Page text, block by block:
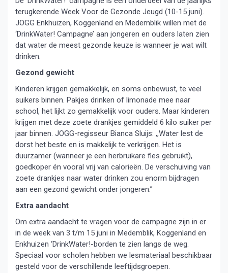
terugkerende Week Voor de Gezonde Jeugd (10-15 juni).
JOGG Enkhuizen, Koggenland en Medemblik willen met de
‘DrinkWater! Campagne’ aan jongeren en ouders laten zien
dat water de meest gezonde keuze is wanneer je wat wilt
drinken.
Gezond gewicht
Kinderen krijgen gemakkelijk, en soms onbewust, te veel
suikers binnen. Pakjes drinken of limonade mee naar
school, het lijkt zo gemakkelijk voor ouders. Maar kinderen
krijgen met deze zoete drankjes gemiddeld 6 kilo suiker per
jaar binnen. JOGG-regisseur Bianca Sluijs: ,,Water lest de
dorst het beste en is makkelijk te verkrijgen. Het is
duurzamer (wanneer je een herbruikare fles gebruikt),
goedkoper én vooral vrij van calorieën. De verschuiving van
zoete drankjes naar water drinken zou enorm bijdragen
aan een gezond gewicht onder jongeren.”
Extra aandacht
Om extra aandacht te vragen voor de campagne zijn in er
in de week van 3 t/m 15 juni in Medemblik, Koggenland en
Enkhuizen ‘DrinkWater!-borden te zien langs de weg.
Speciaal voor scholen hebben we lesmateriaal beschikbaar
gesteld voor de verschillende leeftijdsgroepen.